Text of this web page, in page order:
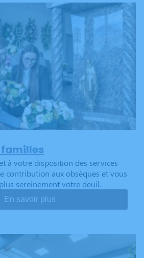
à votre disposition des services
contribution aux obsèques et vous
sereinement votre deuil.
En savoir plus